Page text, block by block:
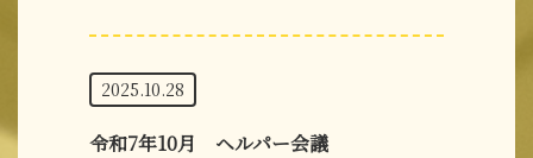
2025.10.28
令和7年10月 ヘルパー会議